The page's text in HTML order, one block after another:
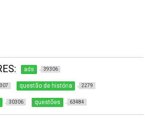
ads 39306
questão de história 2279
30306 questões 63484